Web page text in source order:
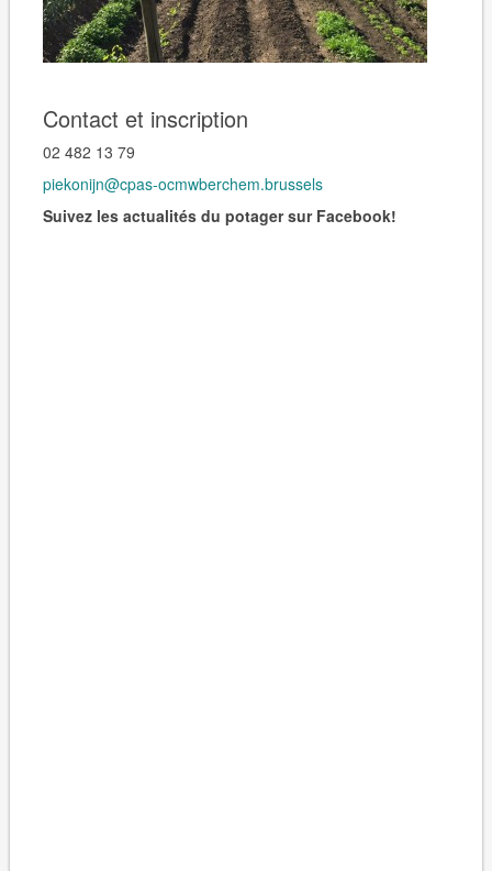
Contact et inscription
02 482 13 79
piekonijn@cpas-ocmwberchem.brussels
Suivez les actualités du potager sur Facebook!